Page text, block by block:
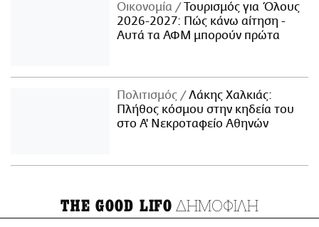
Οικονομία
Τουρισμός για Όλους
2026-2027: Πώς κάνω αίτηση -
Αυτά τα ΑΦΜ μπορούν πρώτα
Πολιτισμός
Λάκης Χαλκιάς:
Πλήθος κόσμου στην κηδεία του
στο Α' Νεκροταφείο Αθηνών
THE GOOD LIFO ΔΗΜΟΦΙΛΗ